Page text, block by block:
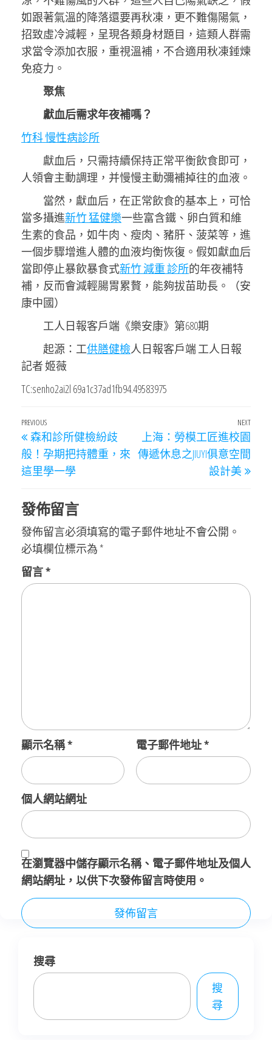
如跟著氣溫的降落還要再秋凍，更不難傷陽氣，
招致虛冷減輕，呈現各類身材題目，這類人群需
求當令添加衣服，重視溫補，不合適用秋凍錘煉
免疫力。
聚焦
獻血后需求年夜補嗎？
竹科 慢性病診所
獻血后，只需持續保持正常平衡飲食即可，
人領會主動調理，并慢慢主動彌補掉往的血液。
當然，獻血后，在正常飲食的基本上，可恰
當多攝進新竹 猛健樂一些富含鐵、卵白質和維
生素的食品，如牛肉、瘦肉、豬肝、菠菜等，進
一個步驟增進人體的血液均衡恢復。假如獻血后
當即停止暴飲暴食式新竹 減重 診所的年夜補特
補，反而會減輕腸胃累贅，能夠拔苗助長。（安
康中國）
工人日報客戶端《樂安康》第680期
起源：工供膳健檢人日報客戶端 工人日報
記者 姬薇
TC:senho2ai2l 69a1c37ad1fb94.49583975
文
章
導
Previous
Post
PREVIOUS
森和診所健檢紛歧
般！孕期把持體重，來
這里學一學
Next
NEXT
上海：勞模工匠進校園
傳遞休息之JIUYI俱意空間
設計美
發佈留言
發佈留言必須填寫的電子郵件地址不會公開。
必填欄位標示為 *
留言*
顯示名稱* 電子郵件地址*
個人網站網址
在瀏覽器中儲存顯示名稱、電子郵件地址及個人
網站網址，以供下次發佈留言時使用。
搜尋
搜
尋